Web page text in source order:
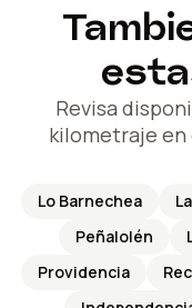
Revisa
kilometraje en
Lo Barnechea
Peñalolén
Providencia